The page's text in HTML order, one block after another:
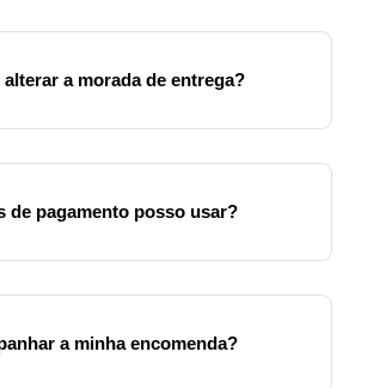
a morada de entrega?
de pagamento posso usar?
a minha encomenda?